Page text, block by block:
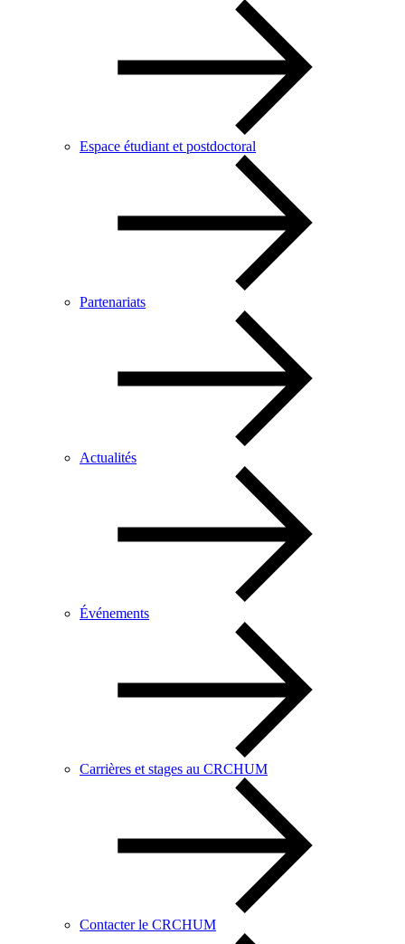
Espace étudiant et postdoctoral
Partenariats
Actualités
Événements
Carrières et stages au CRCHUM
Contacter le CRCHUM